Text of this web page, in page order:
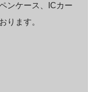
ンケース、ICカー
ります。